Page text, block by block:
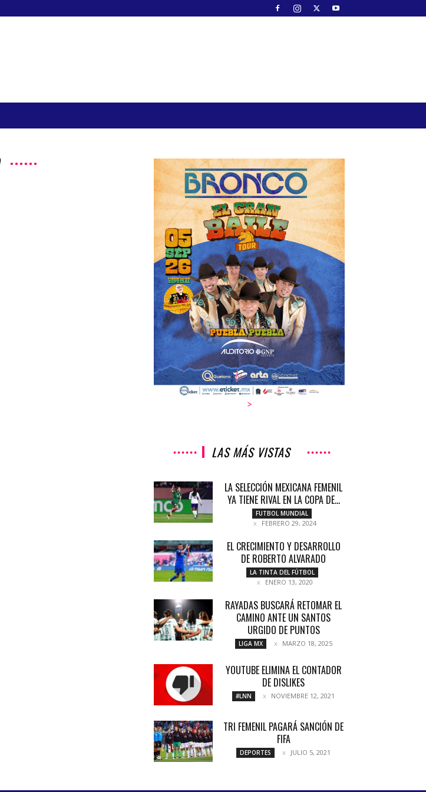
>
LAS MÁS VISTAS
LA SELECCIÓN MEXICANA FEMENIL
YA TIENE RIVAL EN LA COPA DE...
FUTBOL MUNDIAL
FEBRERO 29, 2024
EL CRECIMIENTO Y DESARROLLO
DE ROBERTO ALVARADO
LA TINTA DEL FÚTBOL
ENERO 13, 2020
RAYADAS BUSCARÁ RETOMAR EL
CAMINO ANTE UN SANTOS
URGIDO DE PUNTOS
LIGA MX MARZO 18, 2025
YOUTUBE ELIMINA EL CONTADOR
DE DISLIKES
#LNN NOVIEMBRE 12, 2021
TRI FEMENIL PAGARÁ SANCIÓN DE
FIFA
DEPORTES JULIO 5, 2021